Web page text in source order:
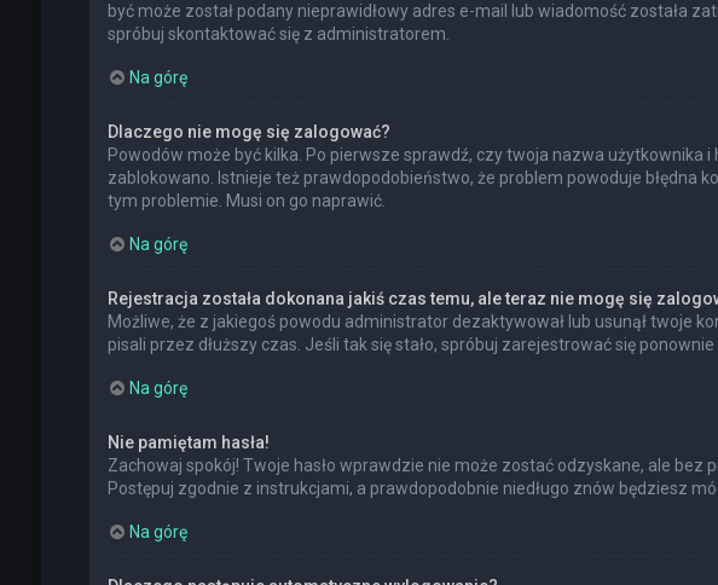
być może został podany nieprawidłowy adres e-mail lub wiadomość została
spróbuj skontaktować się z administratorem.
Na górę
Dlaczego nie mogę się zalogować?
Powodów może być kilka. Po pierwsze sprawdź, czy twoja nazwa użytkownika
zablokowano. Istnieje też prawdopodobieństwo, że problem powoduje błędna
tym problemie. Musi on go naprawić.
Na górę
Rejestracja została dokonana jakiś czas temu, ale teraz nie mogę się
Możliwe, że z jakiegoś powodu administrator dezaktywował lub usunął twoje
pisali przez dłuższy czas. Jeśli tak się stało, spróbuj zarejestrować się
Na górę
Nie pamiętam hasła!
Zachowaj spokój! Twoje hasło wprawdzie nie może zostać odzyskane, ale bez
Postępuj zgodnie z instrukcjami, a prawdopodobnie niedługo znów będziesz
Na górę